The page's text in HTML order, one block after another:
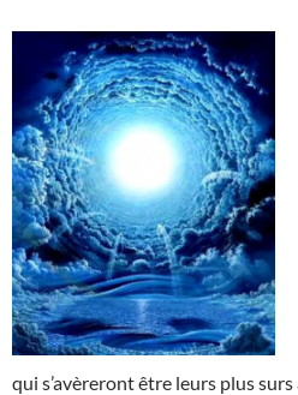
qui s’avèreront être leurs plus